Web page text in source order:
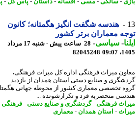
- سالگی-مسی-افسانه-داستان-پاس گل-پایان
هندسه شگفت انگیز هگمتانه؛ کانون
معماران برتر کشور
-سیاسی-
28 ساعت پیش - شنبه 17 مرداد
82045248
میراث فرهنگی اداره کل میراث فرهنگی،
و صنایع دستی استان همدان از بازدید
تخصصی معماری کشور از محوطه جهانی هگمتانه
منحصربه فرد و تکرارشونده ...
فرهنگی-گردشگری و صنایع دستی-فرهنگی-
- استان همدان- معماری